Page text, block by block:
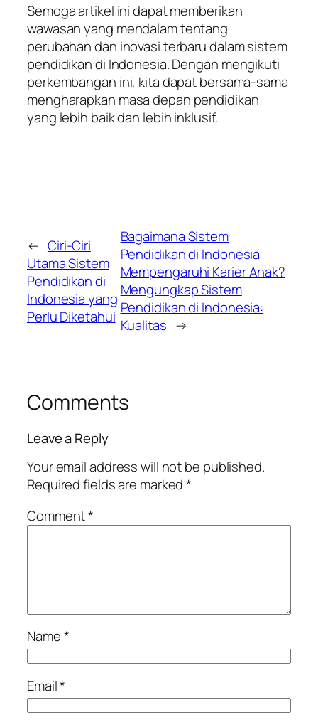
Semoga artikel ini dapat memberikan
wawasan yang mendalam tentang
perubahan dan inovasi terbaru dalam sistem
pendidikan di Indonesia. Dengan mengikuti
perkembangan ini, kita dapat bersama-sama
mengharapkan masa depan pendidikan
yang lebih baik dan lebih inklusif.
← Ciri-Ciri
Utama Sistem
Pendidikan di
Indonesia yang
Perlu Diketahui
Bagaimana Sistem
Pendidikan di Indonesia
Mempengaruhi Karier Anak?
Mengungkap Sistem
Pendidikan di Indonesia:
Kualitas →
Comments
Leave a Reply
Your email address will not be published.
Required fields are marked*
Comment*
Name*
Email*